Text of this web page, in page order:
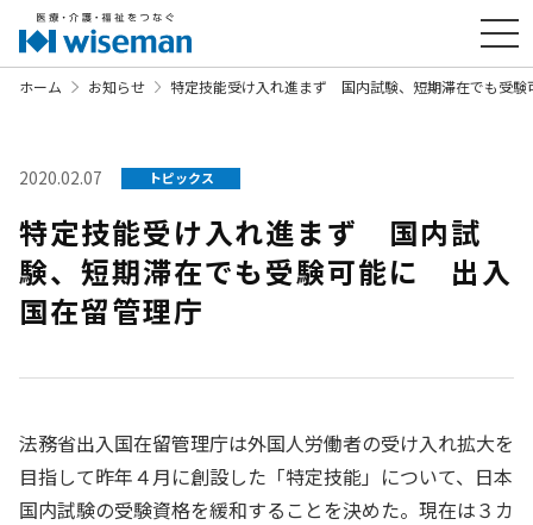
ホーム お知らせ 特定技能受け入れ進まず 国内試験、短期滞在でも受
2020.02.07 トピックス
特定技能受け入れ進まず 国内試
験、短期滞在でも受験可能に 出入
国在留管理庁
法務省出入国在留管理庁は外国人労働者の受け入れ拡大を
目指して昨年４月に創設した「特定技能」について、日本
国内試験の受験資格を緩和することを決めた。現在は３カ